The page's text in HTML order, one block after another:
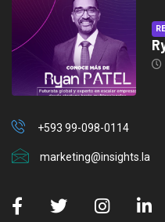
+593 99-098-0114
marketing@insights.la